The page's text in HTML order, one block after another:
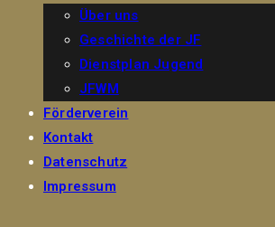
Über uns
Geschichte der JF
Dienstplan Jugend
JFWM
Förderverein
Kontakt
Datenschutz
Impressum